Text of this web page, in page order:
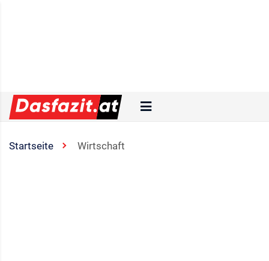
Startseite Wirtschaft